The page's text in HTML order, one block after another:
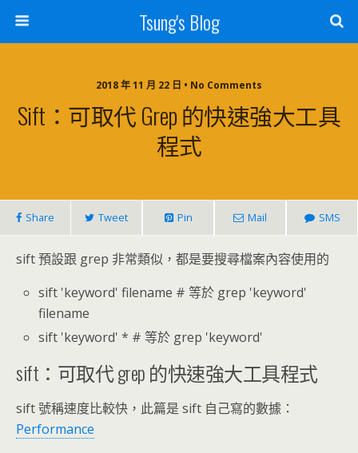
Tsung's Blog
2018 年 11 月 22 日 • No Comments
Sift：可取代 Grep 的快速強大工具
程式
Share Tweet Pin Mail SMS
sift 預設跟 grep 非常類似，都是要搜尋檔案內容使用的
sift 'keyword' filename # 等於 grep 'keyword'
filename
sift 'keyword' * # 等於 grep 'keyword'
sift：可取代 grep 的快速強大工具程式
sift 號稱速度比較快，此篇是 sift 自己寫的數據：
Performance